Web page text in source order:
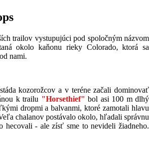
trailov vystupujúci pod spoločným názvom
okolo kaňonu rieky Colorado, ktorá sa
nami.
kozorožcov a v teréne začali dominovať
k trailu "Horsethief" bol asi 100 m dlhý
dropmi a balvanmi, ktoré zamotali hlavu
chalanov postávalo okolo, hľadali správnu
hecovali - ale zísť sme to nevideli žiadneho.